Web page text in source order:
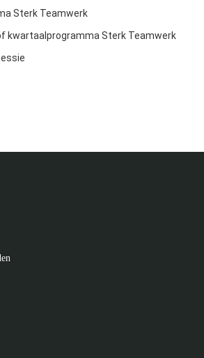
Sterk Teamwerk
kwartaalprogramma Sterk Teamwerk